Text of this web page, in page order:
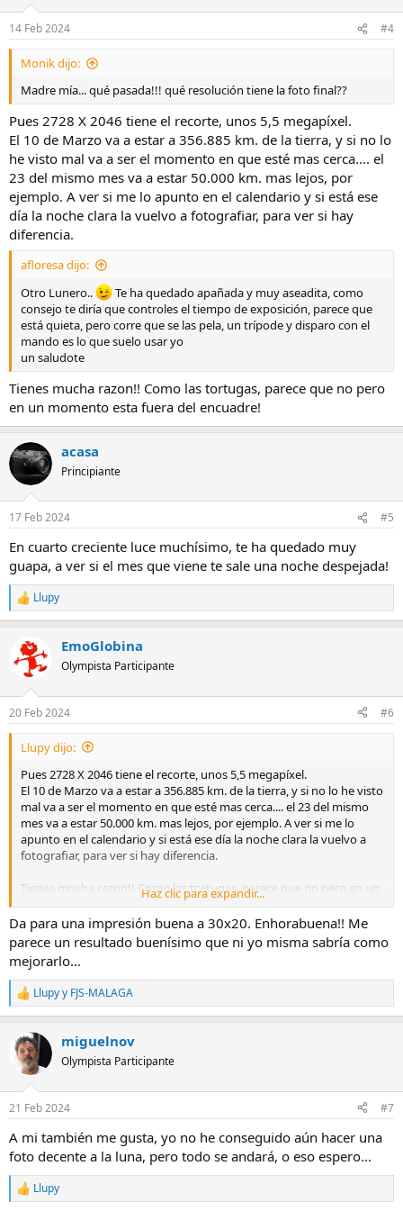
e
s
14 Feb 2024 #4
Monik dijo:
Madre mía... qué pasada!!! qué resolución tiene la foto final??
Pues 2728 X 2046 tiene el recorte, unos 5,5 megapíxel.
El 10 de Marzo va a estar a 356.885 km. de la tierra, y si no lo
he visto mal va a ser el momento en que esté mas cerca.... el
23 del mismo mes va a estar 50.000 km. mas lejos, por
ejemplo. A ver si me lo apunto en el calendario y si está ese
día la noche clara la vuelvo a fotografiar, para ver si hay
diferencia.
afloresa dijo:
Otro Lunero..
Te ha quedado apañada y muy aseadita, como
consejo te diría que controles el tiempo de exposición, parece que
está quieta, pero corre que se las pela, un trípode y disparo con el
mando es lo que suelo usar yo
un saludote
Tienes mucha razon!! Como las tortugas, parece que no pero
en un momento esta fuera del encuadre!
acasa
Principiante
17 Feb 2024 #5
En cuarto creciente luce muchísimo, te ha quedado muy
guapa, a ver si el mes que viene te sale una noche despejada!
R
e
c
c
e
s
Llupy
EmoGlobina
Olympista Participante
20 Feb 2024 #6
Llupy dijo:
Pues 2728 X 2046 tiene el recorte, unos 5,5 megapíxel.
El 10 de Marzo va a estar a 356.885 km. de la tierra, y si no lo he visto
mal va a ser el momento en que esté mas cerca.... el 23 del mismo
mes va a estar 50.000 km. mas lejos, por ejemplo. A ver si me lo
apunto en el calendario y si está ese día la noche clara la vuelvo a
fotografiar, para ver si hay diferencia.
Tienes mucha razon!! Como las tortugas, parece que no pero en un
momento esta fuera del encuadre!
Haz clic para expandir...
Da para una impresión buena a 30x20. Enhorabuena!! Me
parece un resultado buenísimo que ni yo misma sabría como
mejorarlo...
R
e
c
c
e
:
Llupyy FJS-MALAGA
miguelnov
Olympista Participante
21 Feb 2024 #7
A mi también me gusta, yo no he conseguido aún hacer una
foto decente a la luna, pero todo se andará, o eso espero...
R
Llupy